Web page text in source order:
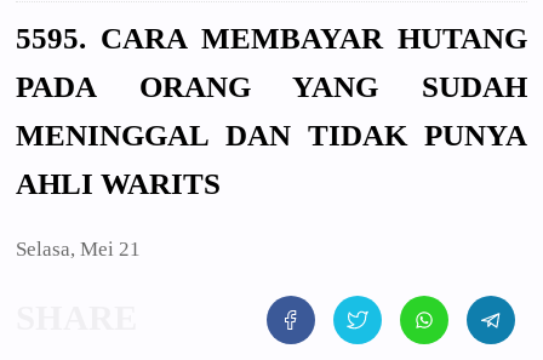
5595. CARA MEMBAYAR HUTANG
PADA ORANG YANG SUDAH
MENINGGAL DAN TIDAK PUNYA
AHLI WARITS
Selasa, Mei 21